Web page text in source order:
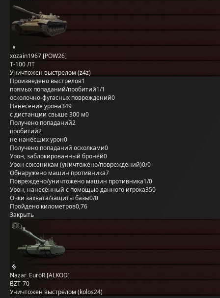
xozain1967 [POW26]
Т-100 ЛТ
Уничтожен выстрелом (z4z)
Произведено выстрелов1
прямых попаданий/пробитий1/1
осколочно-фугасных повреждений0
Нанесение урона349
с дистанции свыше 300 м0
Получено попаданий2
пробитий2
не нанёсших урон0
Получено попаданий осколками0
Урон, заблокированный бронёй0
Урон союзникам (уничтожено/повреждений)0/0
Обнаружено машин противника7
Повреждено/уничтожено машин противника1/0
Урон, нанесённый с помощью данного игрока350
Очки захвата/защиты базы0/0
Пройдено километров0,76
Закрыть
Nazar_EuroR [ALKOD]
BZT-70
Уничтожен выстрелом (kolos24)